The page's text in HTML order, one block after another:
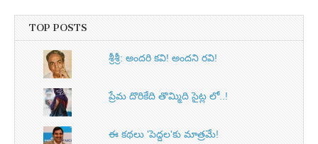
TOP POSTS
శ్రీశ్రీ: అందరి కవి! అందని రవి!
ప్రేమ దొరికేది తొమ్మిది సైట్ల లో..!
ఈ కథలు 'పెద్దల'కు మాత్రమే!